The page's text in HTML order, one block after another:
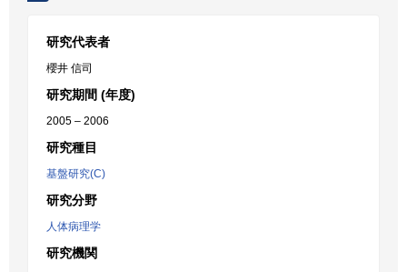
研究代表者
櫻井 信司
研究期間 (年度)
2005 – 2006
研究種目
基盤研究(C)
研究分野
人体病理学
研究機関